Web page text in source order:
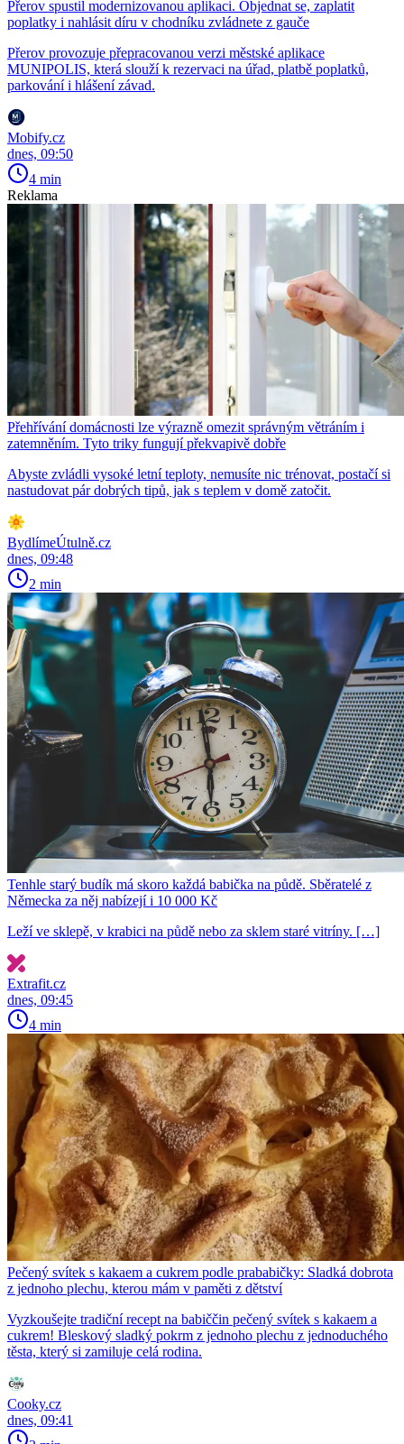
Přerov spustil modernizovanou aplikaci. Objednat se, zaplatit
poplatky i nahlásit díru v chodníku zvládnete z gauče
Přerov provozuje přepracovanou verzi městské aplikace
MUNIPOLIS, která slouží k rezervaci na úřad, platbě poplatků,
parkování i hlášení závad.
Mobify.cz
dnes, 09:50
4 min
Reklama
Přehřívání domácnosti lze výrazně omezit správným větráním i
zatemněním. Tyto triky fungují překvapivě dobře
Abyste zvládli vysoké letní teploty, nemusíte nic trénovat, postačí si
nastudovat pár dobrých tipů, jak s teplem v domě zatočit.
BydlímeÚtulně.cz
dnes, 09:48
2 min
Tenhle starý budík má skoro každá babička na půdě. Sběratelé z
Německa za něj nabízejí i 10 000 Kč
Leží ve sklepě, v krabici na půdě nebo za sklem staré vitríny. […]
Extrafit.cz
dnes, 09:45
4 min
Pečený svítek s kakaem a cukrem podle prababičky: Sladká dobrota
z jednoho plechu, kterou mám v paměti z dětství
Vyzkoušejte tradiční recept na babiččin pečený svítek s kakaem a
cukrem! Bleskový sladký pokrm z jednoho plechu z jednoduchého
těsta, který si zamiluje celá rodina.
Cooky.cz
dnes, 09:41